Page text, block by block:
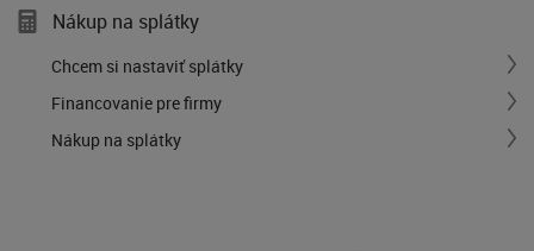
Nákup na splátky
Chcem si nastaviť splátky
Financovanie pre firmy
Nákup na splátky